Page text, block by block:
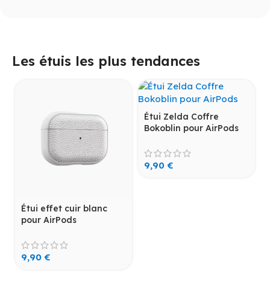
Les étuis les plus tendances
Étui effet cuir blanc
pour AirPods
9,90€
Étui Zelda Coffre
Bokoblin pour AirPods
9,90€